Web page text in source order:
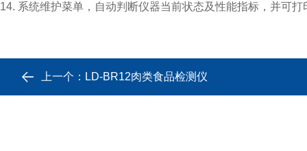
14. 系统维护菜单，自动判断仪器当前状态及性能指标，并可打
上一个： LD-BR12肉类食品检测仪